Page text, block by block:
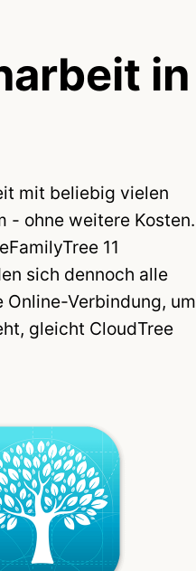
in
mit beliebig vielen
- ohne weitere Kosten.
11
sich dennoch alle
Online-Verbindung, um
gleicht CloudTree